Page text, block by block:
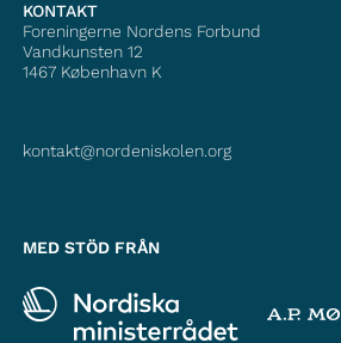
KONTAKT
Foreningerne Nordens Forbund
Vandkunsten 12
1467 København K
kontakt@nordeniskolen.org
MED STÖD FRÅN